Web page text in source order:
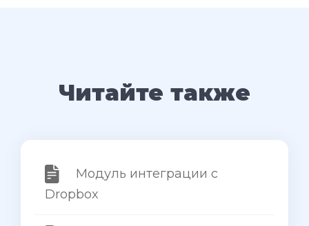
Читайте также
Модуль интеграции с
Dropbox